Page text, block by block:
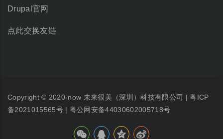
Drupal官网
点此交换友链
Copyright © 2020-now 未来很美（深圳）科技有限公司 |粤ICP
备2021015565号| 粤公网安备44030602005718号